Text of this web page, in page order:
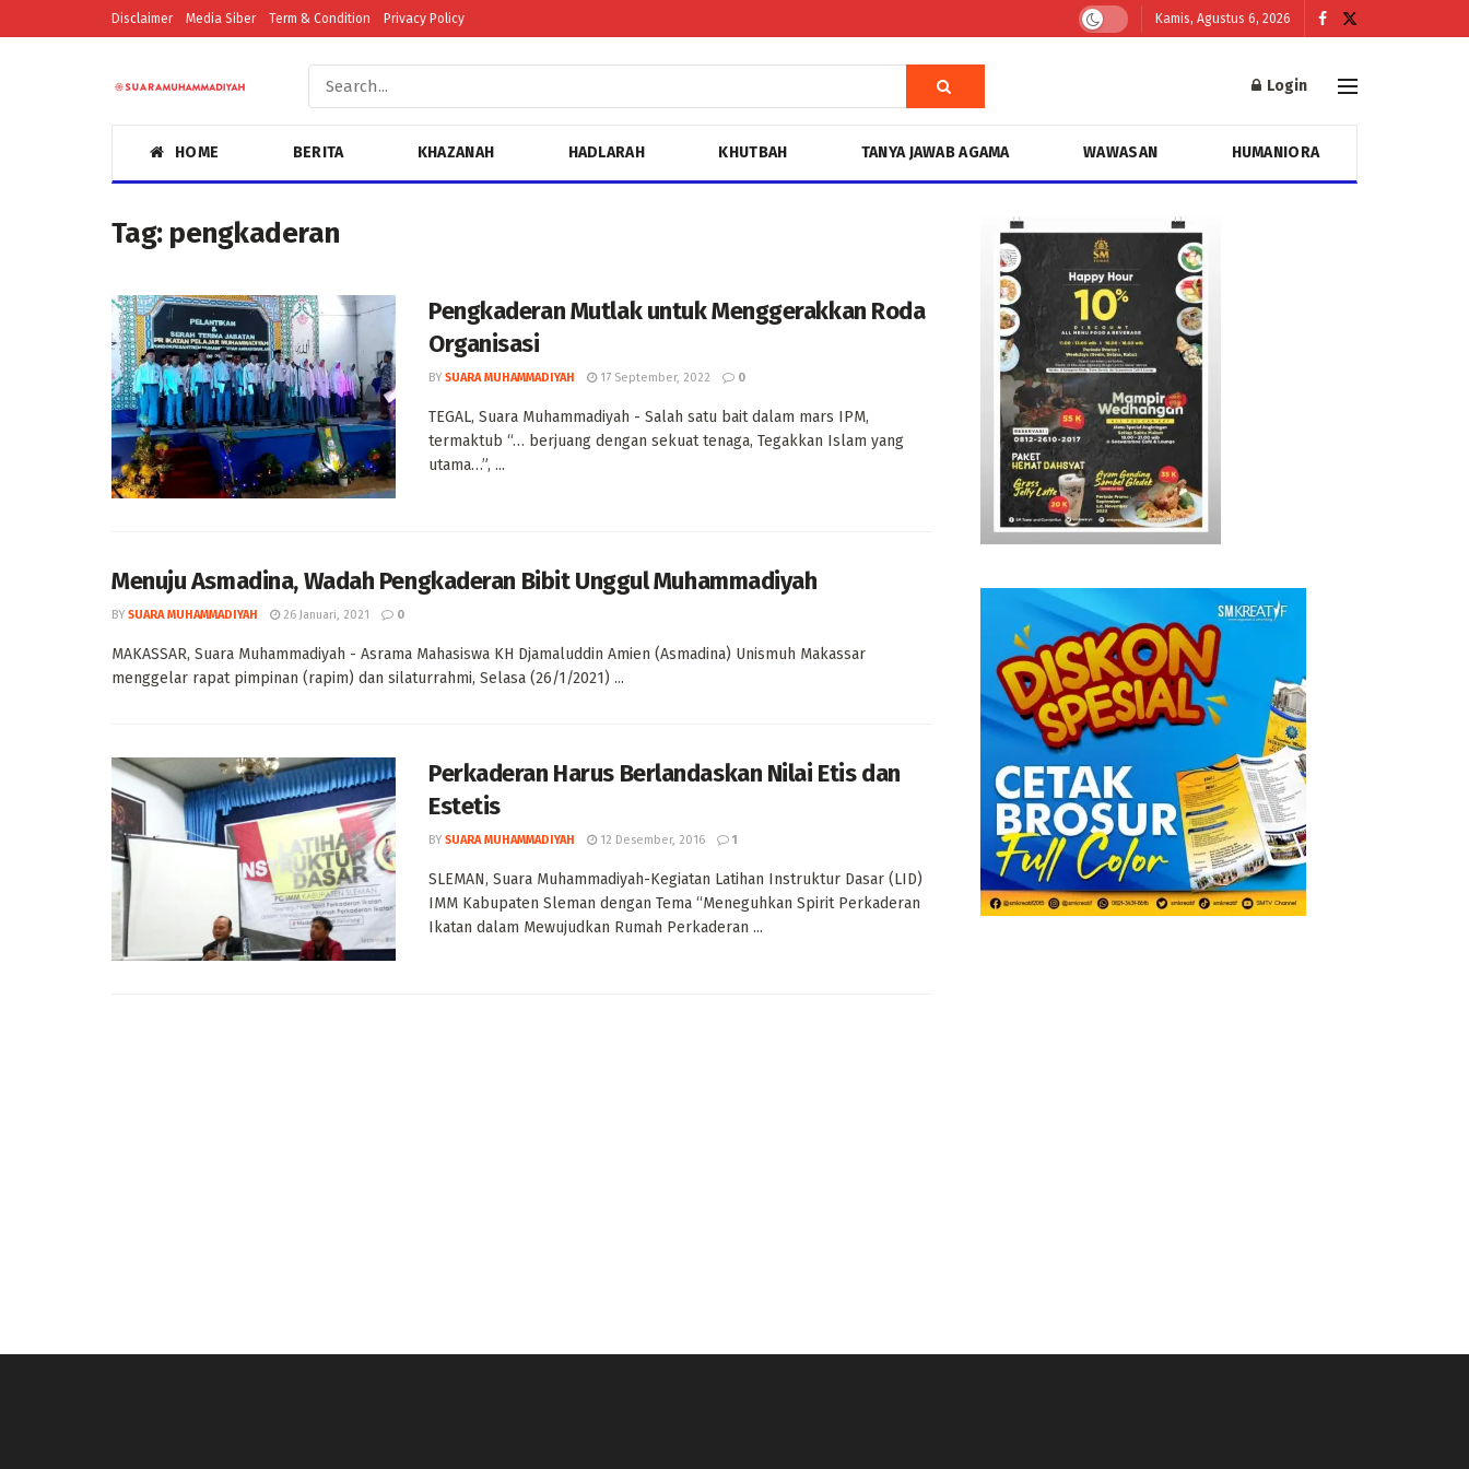
Disclaimer Media Siber Term & Condition Privacy Policy Kamis, Agustus 6, 2026
Login
HOME BERITA KHAZANAH HADLARAH KHUTBAH TANYA JAWAB AGAMA WAWASAN HUMANIORA
Tag: pengkaderan
Pengkaderan Mutlak untuk Menggerakkan Roda
Organisasi
BY SUARA MUHAMMADIYAH 17 September, 2022 0
TEGAL, Suara Muhammadiyah - Salah satu bait dalam mars IPM,
termaktub “… berjuang dengan sekuat tenaga, Tegakkan Islam yang
utama…”, ...
Menuju Asmadina, Wadah Pengkaderan Bibit Unggul Muhammadiyah
BY SUARA MUHAMMADIYAH 26 Januari, 2021 0
MAKASSAR, Suara Muhammadiyah - Asrama Mahasiswa KH Djamaluddin Amien (Asmadina) Unismuh Makassar
menggelar rapat pimpinan (rapim) dan silaturrahmi, Selasa (26/1/2021) ...
Perkaderan Harus Berlandaskan Nilai Etis dan
Estetis
BY SUARA MUHAMMADIYAH 12 Desember, 2016 1
SLEMAN, Suara Muhammadiyah-Kegiatan Latihan Instruktur Dasar (LID)
IMM Kabupaten Sleman dengan Tema “Meneguhkan Spirit Perkaderan
Ikatan dalam Mewujudkan Rumah Perkaderan ...